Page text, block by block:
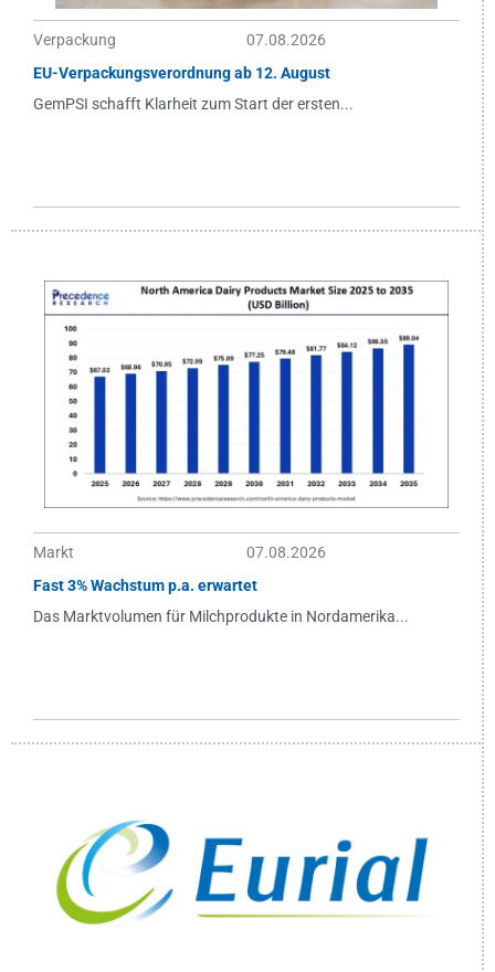
Verpackung
07.08.2026
EU-Verpackungsverordnung ab 12. August
GemPSI schafft Klarheit zum Start der ersten...
Markt
07.08.2026
Fast 3% Wachstum p.a. erwartet
Das Marktvolumen für Milchprodukte in Nordamerika...